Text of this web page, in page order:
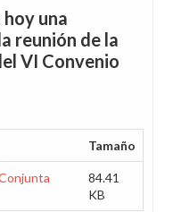
hoy una
reunión de la
VI Convenio
Tamaño
84.41
KB